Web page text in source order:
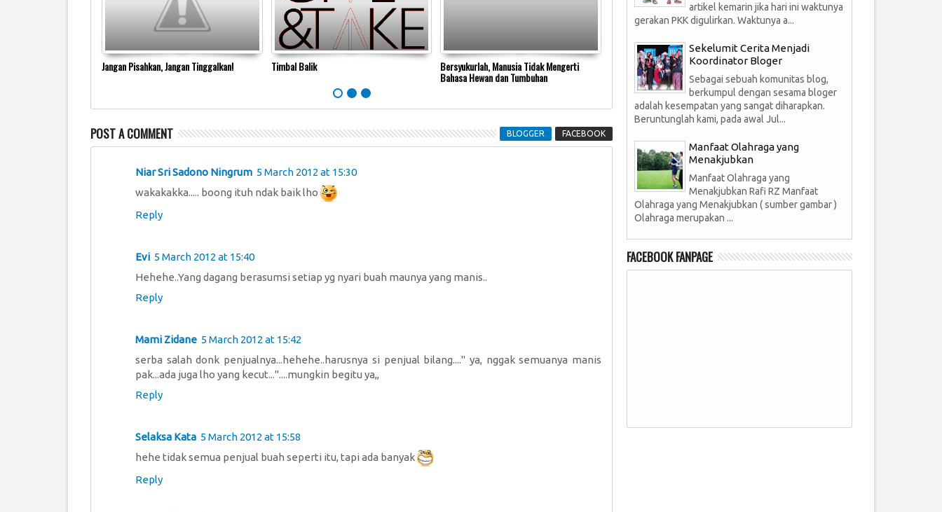
Jangan Pisahkan, Jangan Tinggalkan! Timbal Balik Bersyukurlah, Manusia Tidak Mengerti
Bahasa Hewan dan Tumbuhan
Anti Mati Ini Bukan Mie Instant
POST A COMMENT BLOGGER FACEBOOK
Niar Sri Sadono Ningrum 5 March 2012 at 15:30
wakakakka..... boong ituh ndak baik lho
Reply
Evi 5 March 2012 at 15:40
Hehehe..Yang dagang berasumsi setiap yg nyari buah maunya yang manis..
Reply
Mami Zidane 5 March 2012 at 15:42
serba salah donk penjualnya...hehehe..harusnya si penjual bilang...." ya, nggak semuanya manis
pak...ada juga lho yang kecut..."....mungkin begitu ya,,
Reply
Selaksa Kata 5 March 2012 at 15:58
hehe tidak semua penjual buah seperti itu, tapi ada banyak
Reply
artikel kemarin jika hari ini waktunya
gerakan PKK digulirkan. Waktunya a...
Sekelumit Cerita Menjadi
Koordinator Bloger
Sebagai sebuah komunitas blog,
berkumpul dengan sesama bloger
adalah kesempatan yang sangat diharapkan.
Beruntunglah kami, pada awal Jul...
Manfaat Olahraga yang
Menakjubkan
Manfaat Olahraga yang
Menakjubkan Rafi RZ Manfaat
Olahraga yang Menakjubkan ( sumber gambar )
Olahraga merupakan ...
FACEBOOK FANPAGE